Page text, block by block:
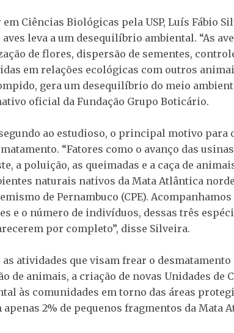
Ciências Biológicas pela USP, Luís Fábio
aves leva a um desequilíbrio ambiental. “As
de flores, dispersão de sementes,
em relações ecológicas com outros
gera um desequilíbrio do meio
oficial da Fundação Grupo Boticário.
ao estudioso, o principal motivo para
“Fatores como o avanço das
a poluição, as queimadas e a caça de
naturais nativos da Mata Atlântica
de Pernambuco (CPE).
e o número de indivíduos, dessas três
por completo”, disse Silveira.
atividades que visam frear o desmatamento
de animais, a criação de novas Unidades de
às comunidades em torno das áreas
apenas 2% de pequenos fragmentos da Mata